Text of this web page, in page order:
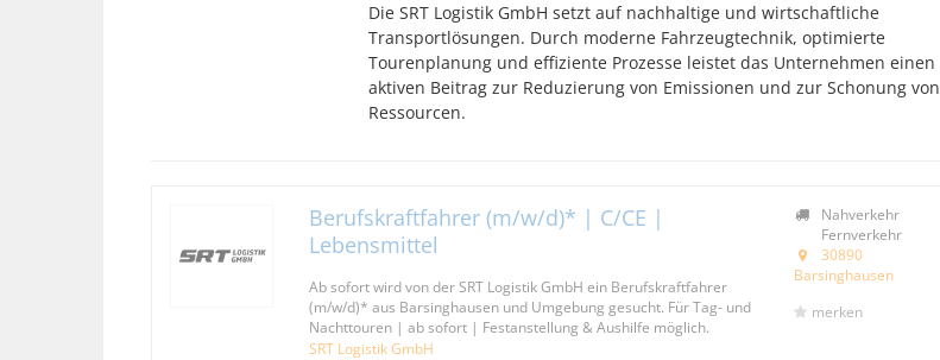
Die SRT Logistik GmbH setzt auf nachhaltige und wirtschaftliche
Transportlösungen. Durch moderne Fahrzeugtechnik, optimierte
Tourenplanung und effiziente Prozesse leistet das Unternehmen einen
aktiven Beitrag zur Reduzierung von Emissionen und zur Schonung von
Ressourcen.
Berufskraftfahrer (m/w/d)* | C/CE |
Lebensmittel
Ab sofort wird von der SRT Logistik GmbH ein Berufskraftfahrer
(m/w/d)* aus Barsinghausen und Umgebung gesucht. Für Tag- und
Nachttouren | ab sofort | Festanstellung & Aushilfe möglich.
SRT Logistik GmbH
Nahverkehr
Fernverkehr
30890
Barsinghausen
merken